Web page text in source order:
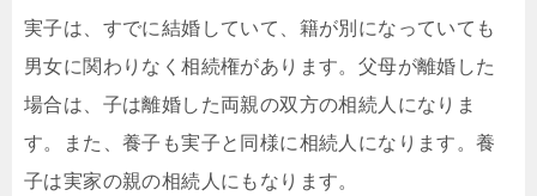
実子は、すでに結婚していて、籍が別になっていても
男女に関わりなく相続権があります。父母が離婚した
場合は、子は離婚した両親の双方の相続人になりま
す。また、養子も実子と同様に相続人になります。養
子は実家の親の相続人にもなります。